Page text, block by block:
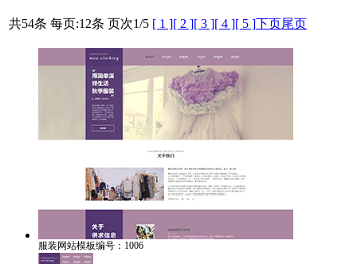
共54条 每页:12条 页次1/5 [ 1 ][ 2 ][ 3 ][ 4 ][ 5 ]下页尾页
服装网站模板编号：1006